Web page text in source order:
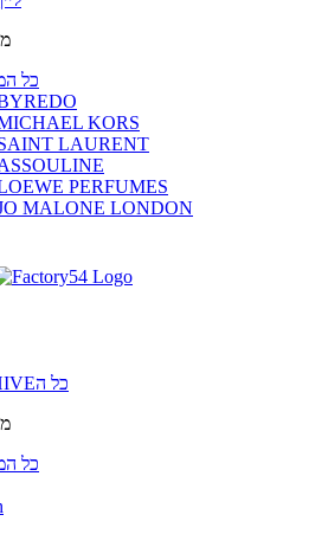
כל
KORS
LAURENT
PERFUMES
MALONE LONDON
ARCHIVEכל ה
כל